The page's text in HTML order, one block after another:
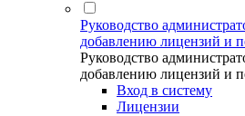
Руководство
добавлению лицензий и
Руководство
добавлению лицензий и
Вход в систему
Лицензии